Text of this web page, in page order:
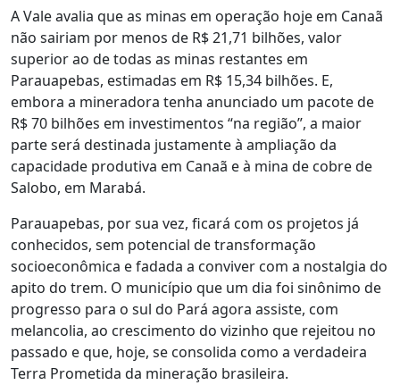
A Vale avalia que as minas em operação hoje em Canaã
não sairiam por menos de R$ 21,71 bilhões, valor
superior ao de todas as minas restantes em
Parauapebas, estimadas em R$ 15,34 bilhões. E,
embora a mineradora tenha anunciado um pacote de
R$ 70 bilhões em investimentos “na região”, a maior
parte será destinada justamente à ampliação da
capacidade produtiva em Canaã e à mina de cobre de
Salobo, em Marabá.
Parauapebas, por sua vez, ficará com os projetos já
conhecidos, sem potencial de transformação
socioeconômica e fadada a conviver com a nostalgia do
apito do trem. O município que um dia foi sinônimo de
progresso para o sul do Pará agora assiste, com
melancolia, ao crescimento do vizinho que rejeitou no
passado e que, hoje, se consolida como a verdadeira
Terra Prometida da mineração brasileira.